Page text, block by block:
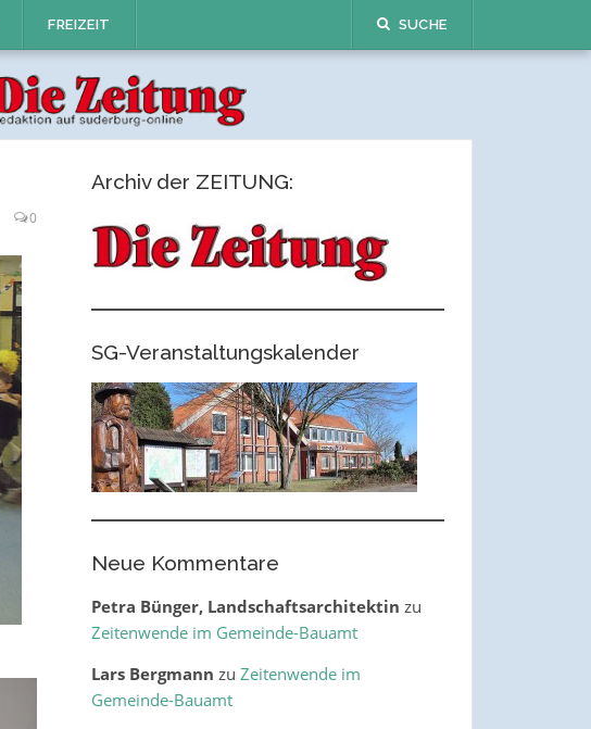
FREIZEIT SUCHE
0
Archiv der ZEITUNG:
SG-Veranstaltungskalender
Neue Kommentare
Petra Bünger, Landschaftsarchitektin zu
Zeitenwende im Gemeinde-Bauamt
Lars Bergmann zu Zeitenwende im
Gemeinde-Bauamt